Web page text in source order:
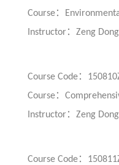
Course：
Instructor： Zeng
Course Code：
Course：
Instructor： Zeng
Course Code：